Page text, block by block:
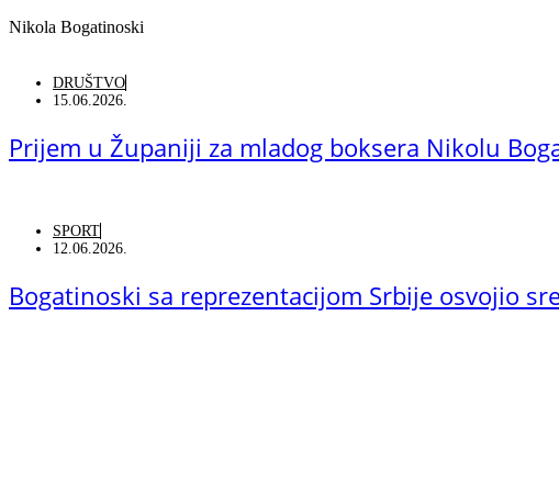
Nikola Bogatinoski
DRUŠTVO
15.06.2026.
Prijem u Županiji za mladog boksera Nikolu
SPORT
12.06.2026.
Bogatinoski sa reprezentacijom Srbije osvojio